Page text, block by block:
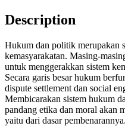
Description
Hukum dan politik merupakan
kemasyarakatan. Masing-
untuk menggerakkan sistem
Secara garis besar hukum
dispute settlement dan social
Membicarakan sistem hukum
pandang etika dan moral akan
yaitu dari dasar pembenarannya.